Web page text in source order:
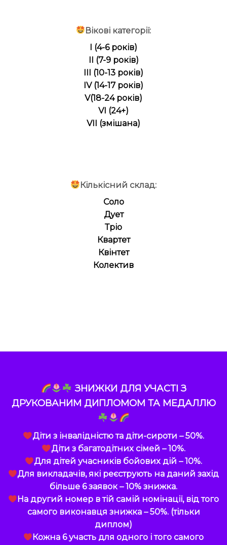
Вікові категорії:
I (4-6 років)
II (7-9 років)
III (10-13 років)
IV (14-17 років)
V(18-24 років)
VI (24+)
VII (змішана)
Кількісний склад:
Соло
Дует
Тріо
Квартет
Квінтет
Колектив
ЗНИЖКИ ДЛЯ УЧАСТІ З
ДРУКОВАНИМ ДИПЛОМОМ ТА МЕДАЛЛЮ
Діти з інвалідністю та діти-сироти – 50%.
Діти з багатодітних сімей – 10%.
Для дітей учасників бойових дій – 10%.
Для викладачів, які реєструють на даний захід
більше 6 заявок – 10% знижка.
На другий номер в тій самій номінації, від того
самого виконавця знижка – 50%. (тільки
диплом)
Кожна 6 участь для одного і того самого